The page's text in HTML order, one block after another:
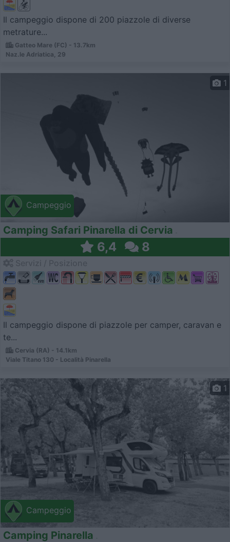
Il campeggio dispone di 200 piazzole di diverse
metrature...
Gatteo Mare (FC) - 13.7km
Naz.le Adriatica, 29
Campeggio
1
Camping Safari Pinarella di Cervia
6,4 8
Il campeggio dispone di piazzole per camper, caravan e
te...
Cervia (RA) - 14.1km
Viale Titano 130 - Località Pinarella
Campeggio
1
Camping Pinarella